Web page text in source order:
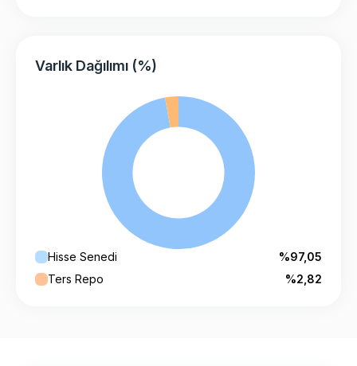
Varlık Dağılımı (%)
Hisse Senedi
%97,05
Ters Repo
%2,82